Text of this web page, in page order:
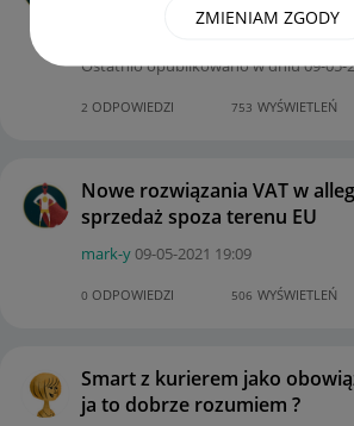
ZMIENIAM ZGODY
Ostatnio opublikowano w dniu‎09-05-
2 ODPOWIEDZI 753 WYŚWIETLEŃ
Nowe rozwiązania VAT w
sprzedaż spoza terenu EU
mark-y‎09-05-2021 19:09
0 ODPOWIEDZI 506 WYŚWIETLEŃ
Smart z kurierem jako
ja to dobrze rozumiem ?